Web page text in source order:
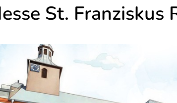
St. Franziskus